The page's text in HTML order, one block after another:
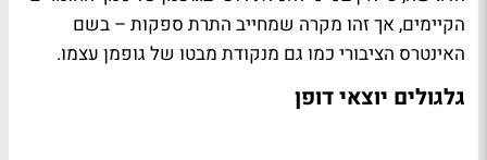
הקיימים, אך זהו מקרה שמחייב התרת ספקות – בשם
האינטרס הציבורי כמו גם מנקודת מבטו של גופמן עצמו.
גלגולים יוצאי דופן